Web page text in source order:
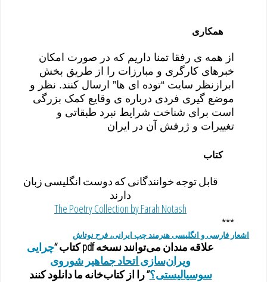
همکاری
از همه ی رفقا تمنا داریم که در صورت امکان
خبرهای کارگری و مبارزات را از طریق بخش
ابرازنظر سایت “توده ای ها” ارسال کنند. نظر و
موضع گیری فردی درباره ی وقایع کمک بزرگی
است برای شناخت شرایط نبرد طبقاتی و
تغییرات و ژرفش آن در ایران
کتاب
قابل توجه خوانندگانی که دوست انگلیسی زبان
دارند
The Poetry Collection by Farah Notash
***
اشعار فارسی و انگلیسی هنرمند چپ ایرانی، فرح نوتاش
علاقه مندان می‌توانند نسخه pdf کتاب “
چرایی
ویران‌سازی اتحاد جماهیر شوروی
سوسیالیستی؟” را از کتاب‌خانه ما دانلود کنند